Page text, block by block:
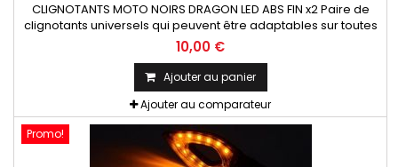
CLIGNOTANTS MOTO NOIRS DRAGON LED ABS FIN x2 Paire de
clignotants universels qui peuvent être adaptables sur toutes
motos ou scooters
10,00 €
Ajouter au panier
Ajouter au comparateur
Promo!